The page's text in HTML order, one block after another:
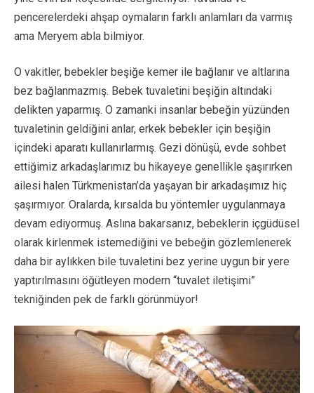
pencerelerdeki ahşap oymaların farklı anlamları da varmış
ama Meryem abla bilmiyor.
O vakitler, bebekler beşiğe kemer ile bağlanır ve altlarına
bez bağlanmazmış. Bebek tuvaletini beşiğin altındaki
delikten yaparmış. O zamanki insanlar bebeğin yüzünden
tuvaletinin geldiğini anlar, erkek bebekler için beşiğin
içindeki aparatı kullanırlarmış. Gezi dönüşü, evde sohbet
ettiğimiz arkadaşlarımız bu hikayeye genellikle şaşırırken
ailesi halen Türkmenistan’da yaşayan bir arkadaşımız hiç
şaşırmıyor. Oralarda, kırsalda bu yöntemler uygulanmaya
devam ediyormuş. Aslına bakarsanız, bebeklerin içgüdüsel
olarak kirlenmek istemediğini ve bebeğin gözlemlenerek
daha bir aylıkken bile tuvaletini bez yerine uygun bir yere
yaptırılmasını öğütleyen modern “tuvalet iletişimi”
tekniğinden pek de farklı görünmüyor!